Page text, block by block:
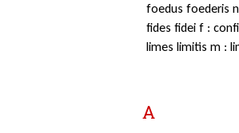
foedus foederis
fides fidei f :
limes limitis m :
A